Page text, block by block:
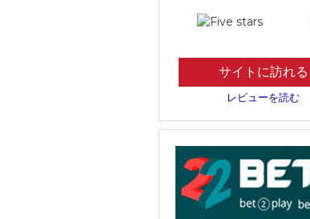
サイトに訪れる
レビューを読む